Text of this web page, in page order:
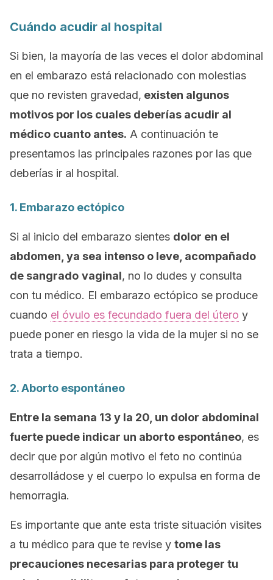
Cuándo acudir al hospital
Si bien, la mayoría de las veces el dolor abdominal
en el embarazo está relacionado con molestias
que no revisten gravedad, existen algunos
motivos por los cuales deberías acudir al
médico cuanto antes. A continuación te
presentamos las principales razones por las que
deberías ir al hospital.
1. Embarazo ectópico
Si al inicio del embarazo sientes dolor en el
abdomen, ya sea intenso o leve, acompañado
de sangrado vaginal, no lo dudes y consulta
con tu médico. El embarazo ectópico se produce
cuando el óvulo es fecundado fuera del útero y
puede poner en riesgo la vida de la mujer si no se
trata a tiempo.
2. Aborto espontáneo
Entre la semana 13 y la 20, un dolor abdominal
fuerte puede indicar un aborto espontáneo, es
decir que por algún motivo el feto no continúa
desarrolládose y el cuerpo lo expulsa en forma de
hemorragia.
Es importante que ante esta triste situación visites
a tu médico para que te revise y tome las
precauciones necesarias para proteger tu